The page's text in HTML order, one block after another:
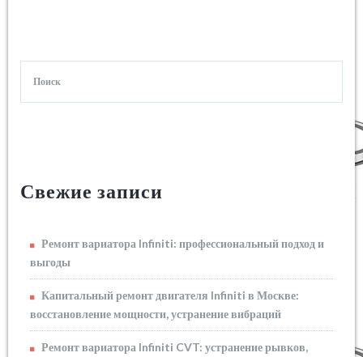
Свежие записи
Ремонт вариатора Infiniti: профессиональный подход и
выгоды
Капитальный ремонт двигателя Infiniti в Москве:
восстановление мощности, устранение вибраций
Ремонт вариатора Infiniti CVT: устранение рывков,